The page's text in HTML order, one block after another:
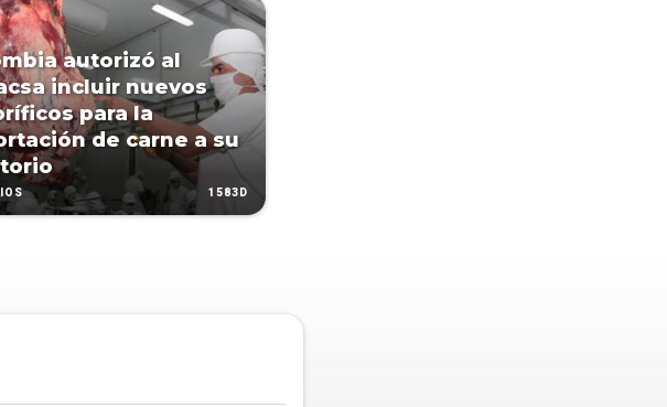
autorizó al
incluir nuevos
para la
de carne a su
1583D